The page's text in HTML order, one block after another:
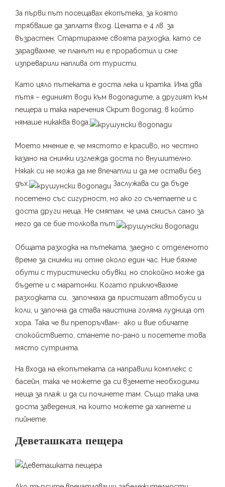
За първи път посещавах екопътека, за която
трябваше да заплатя вход. Цената е 4 лв. за
възрастен. Стартирахме своята разходка, като се
зарадвахме, че планът ни е проработил и сме
изпреварили наплива от туристи.
Като цяло пътеката е доста лека и кратка. Има два
пътя – единият води към водопадите, а другият към
пещера и така наречения Скрит водопад, в който
нямаше никаква вода.
Моето мнение е, че мястото е красиво, но честно
казано на снимки изглежда доста по внушително.
Някак си не можа да ме впечатли и да ме остави без
дъх.
Заслужава си да бъде
посетено със сигурност, но ако го съчетаете и с
доста други неща. Не смятам, че има смисъл само за
него да се бие толкова път.
Общата разходка на пътеката, заедно с отделеното
време за снимки ни отне около един час. Ние бяхме
обути с туристически обувки, но спокойно може да
бъдете и с маратонки. Когато приключвахме
разходката си, започнаха да пристигат автобуси и
коли, и започна да става наистина голяма лудница от
хора. Така че ви препоръчвам- ако и вие обичате
спокойствието, станете по-рано и посетете това
място сутринта.
На входа на екопътеката са направили комплекс с
басейн, така че можете да си вземете необходими
неща за плаж и да си починете там. Също така има
доста заведения, на които можете да хапнете и
пийнете.
Деветашката пещера